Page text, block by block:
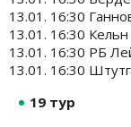
13.01. 16:30
13.01. 16:30
13.01. 16:30 РБ
13.01. 16:30
19 тур